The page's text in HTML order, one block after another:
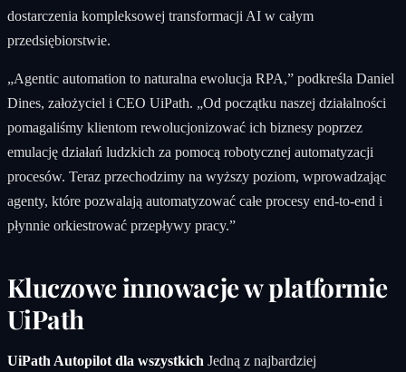
dostarczenia kompleksowej transformacji AI w całym
przedsiębiorstwie.
„Agentic automation to naturalna ewolucja RPA,” podkreśla Daniel
Dines, założyciel i CEO UiPath. „Od początku naszej działalności
pomagaliśmy klientom rewolucjonizować ich biznesy poprzez
emulację działań ludzkich za pomocą robotycznej automatyzacji
procesów. Teraz przechodzimy na wyższy poziom, wprowadzając
agenty, które pozwalają automatyzować całe procesy end-to-end i
płynnie orkiestrować przepływy pracy.”
Kluczowe innowacje w platformie
UiPath
UiPath Autopilot dla wszystkich Jedną z najbardziej